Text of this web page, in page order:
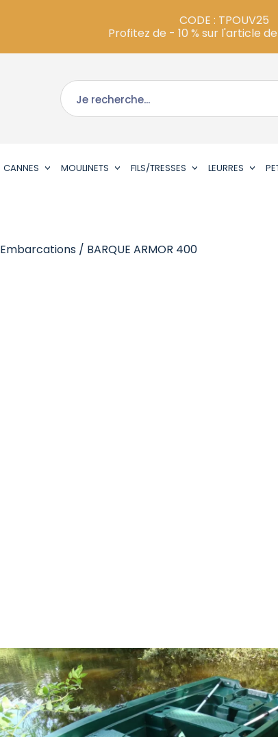
CANNES MOULINETS FILS/TRESSES LEURRES
Embarcations / BARQUE ARMOR 400
CODE : TPOUV25
Profitez de - 10 % sur l'article